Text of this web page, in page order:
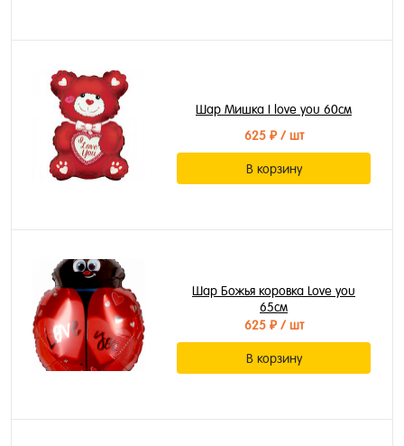
Шар Мишка I love you 60см
625 ₽/ шт
В корзину
Шар Божья коровка Love you
65см
625 ₽/ шт
В корзину